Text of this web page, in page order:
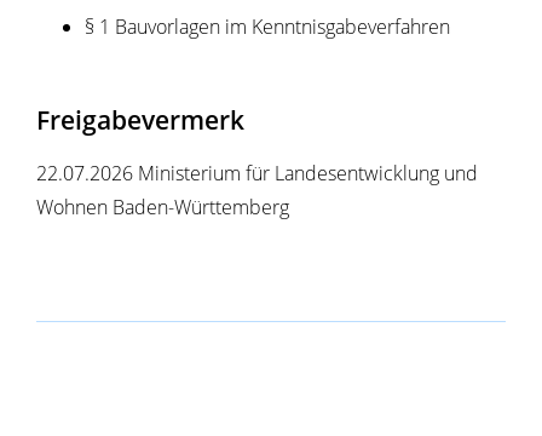
§ 1 Bauvorlagen im Kenntnisgabeverfahren
Freigabevermerk
22.07.2026 Ministerium für Landesentwicklung und
Wohnen Baden-Württemberg